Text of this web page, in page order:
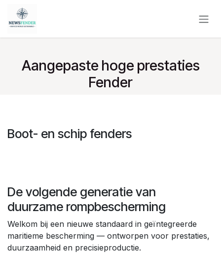
Overslaan naar inhoud
Aangepaste hoge prestaties
Fender
Boot- en schip fenders
De volgende generatie van
duurzame rompbescherming
Welkom bij een nieuwe standaard in geïntegreerde
maritieme bescherming — ontworpen voor prestaties,
duurzaamheid en precisieproductie.